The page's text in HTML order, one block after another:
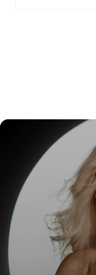
DR. FELIPE
SABER